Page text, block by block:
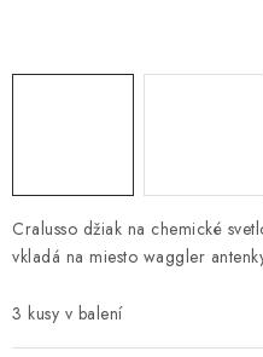
PRÍVLAČ
PRÚTY
KONTAKTY
ZNAČKY
Cralusso džiak na chemické
vkladá na miesto waggler
3 kusy v balení